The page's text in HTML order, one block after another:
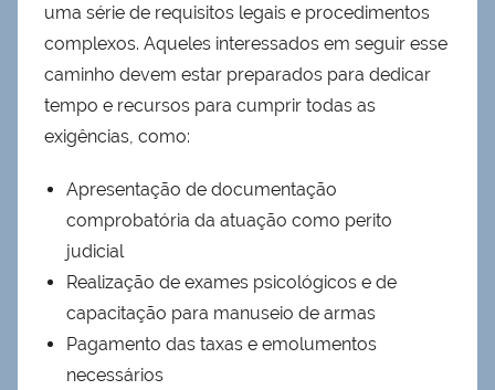
uma série de requisitos legais e procedimentos
complexos. Aqueles interessados em seguir esse
caminho devem estar preparados para dedicar
tempo e recursos para cumprir todas as
exigências, como:
Apresentação de documentação
comprobatória da atuação como perito
judicial
Realização de exames psicológicos e de
capacitação para manuseio de armas
Pagamento das taxas e emolumentos
necessários